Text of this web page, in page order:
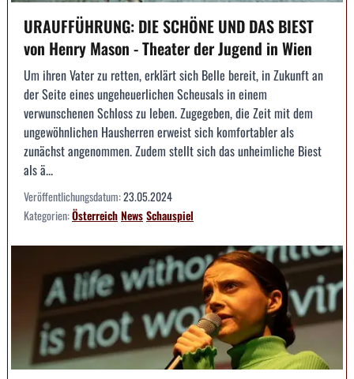
URAUFFÜHRUNG: DIE SCHÖNE UND DAS BIEST
von Henry Mason - Theater der Jugend in Wien
Um ihren Vater zu retten, erklärt sich Belle bereit, in Zukunft an
der Seite eines ungeheuerlichen Scheusals in einem
verwunschenen Schloss zu leben. Zugegeben, die Zeit mit dem
ungewöhnlichen Hausherren erweist sich komfortabler als
zunächst angenommen. Zudem stellt sich das unheimliche Biest
als ä...
Veröffentlichungsdatum:23.05.2024
Kategorien:ÖsterreichNewsSchauspiel